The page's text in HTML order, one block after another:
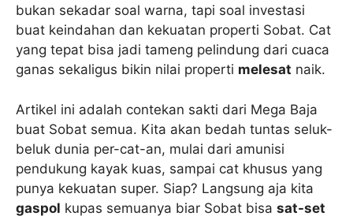
bukan sekadar soal warna, tapi soal investasi
buat keindahan dan kekuatan properti Sobat. Cat
yang tepat bisa jadi tameng pelindung dari cuaca
ganas sekaligus bikin nilai properti melesat naik.
Artikel ini adalah contekan sakti dari Mega Baja
buat Sobat semua. Kita akan bedah tuntas seluk-
beluk dunia per-cat-an, mulai dari amunisi
pendukung kayak kuas, sampai cat khusus yang
punya kekuatan super. Siap? Langsung aja kita
gaspol kupas semuanya biar Sobat bisa sat-set